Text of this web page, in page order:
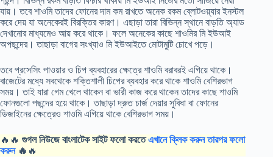
যায়। তবে শাওমি তাদের ফোনের দাম কম রাখতে অনেক রকম ব্লোটওয়্যার ইনস্টল
করে দেয় যা অনেকেরই বিরক্তির কারণ। এছাড়া তারা বিভিন্ন স্থানে বাড়তি অ্যাড
দেখানোর মাধ্যমেও আয় করে থাকে। ফলে অনেকের কাছে শাওমির মি ইউআই
অপছন্দের। তাছাড়া বাগের সংখ্যাও মি ইউআইতে মোটামুটি চোখে পড়ে।
তবে প্রসেসিং পাওয়ার ও চিপ ব্যবহারের ক্ষেত্রে শাওমি বরাবরই এগিয়ে থাকে।
বাজেটের মধ্যে সবথেকে শক্তিশালী চিপের ব্যবহার করে থাকে শাওমি বেশিরভাগ
সময়। তাই যারা গেম খেলে থাকেন বা ভারী কাজ করে থাকেন তাদের কাছে শাওমি
ফোনগুলো পছন্দের হয়ে থাকে। তাছাড়া দ্রুত চার্জ দেয়ার সুবিধা বা ফোনের
ডিজাইনের ক্ষেত্রেও শাওমি এগিয়ে থাকে বেশিরভাগ সময়।
🔥🔥 গুগল নিউজে বাংলাটেক সাইট ফলো করতেএখানে ক্লিক করুন তারপর ফলো
করুন🔥 🔥